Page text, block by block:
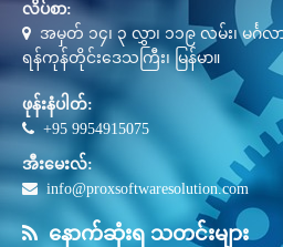
လိပ်စာ:
အမှတ် ၁၄၊ ၃ လွှာ၊ ၁၁၉ လမ်း၊ မင်္ဂ
ရန်ကုန်တိုင်းဒေသကြီး၊ မြန်မာ။
ဖုန်းနံပါတ်:
+95 9954915075
အီးမေးလ်:
info@proxsoftwaresolution.com
နောက်ဆုံးရ သတင်းများ